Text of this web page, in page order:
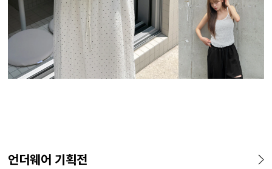
언더웨어 기획전